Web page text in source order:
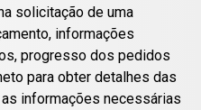
solicitação de uma
informações
progresso dos pedidos
para obter detalhes das
informações necessárias